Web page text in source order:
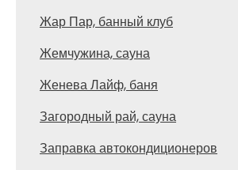
Жар Пар, банный клуб
Жемчужина, сауна
Женева Лайф, баня
Загородный рай, сауна
Заправка автокондиционеров